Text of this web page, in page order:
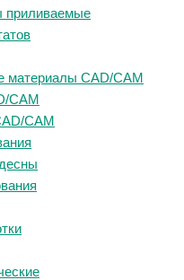
приливаемые
материалы CAD/CAM
CAM
CAM